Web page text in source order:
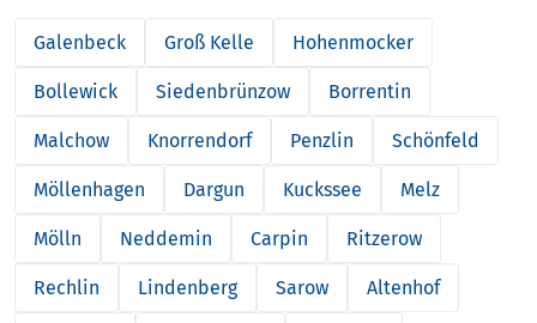
Galenbeck Groß Kelle Hohenmocker
Bollewick Siedenbrünzow Borrentin
Malchow Knorrendorf Penzlin Schönfeld
Möllenhagen Dargun Kuckssee Melz
Mölln Neddemin Carpin Ritzerow
Rechlin Lindenberg Sarow Altenhof